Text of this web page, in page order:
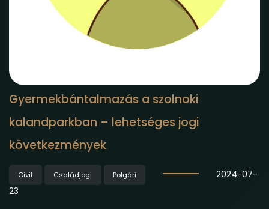
Gyermekbántalmazás a szolnoki
kalandparkban – lehetséges jogi
következmények
Civil Családjogi Polgári
2024-07-
23